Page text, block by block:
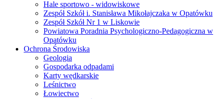
Hale sportowo - widowiskowe
Zespół Szkół i. Stanisława Mikołajczaka w Opatówku
Zespół Szkół Nr 1 w Liskowie
Powiatowa Poradnia Psychologiczno-Pedagogiczna w
Opatówku
Ochrona Środowiska
Geologia
Gospodarka odpadami
Karty wędkarskie
Leśnictwo
Łowiectwo